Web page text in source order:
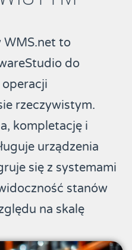
WMS.net to
do
operacji
rzeczywistym.
kompletację i
urządzenia
się z systemami
stanów
na skalę